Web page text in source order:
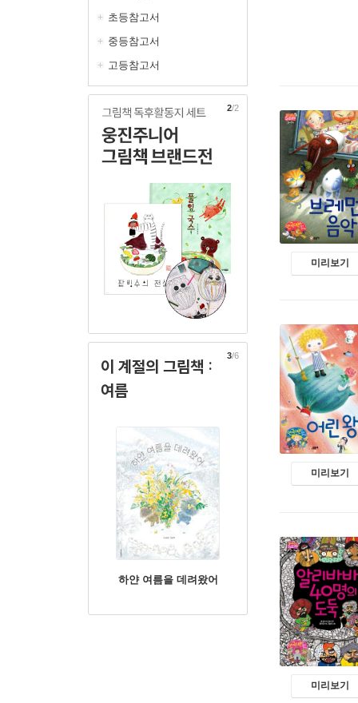
초등참고서
중등참고서
고등참고서
1/2
이 계절의 그림책 :
여름
하얀 여름을 데려왔어
3/6
미리보기
미리보기
미리보기